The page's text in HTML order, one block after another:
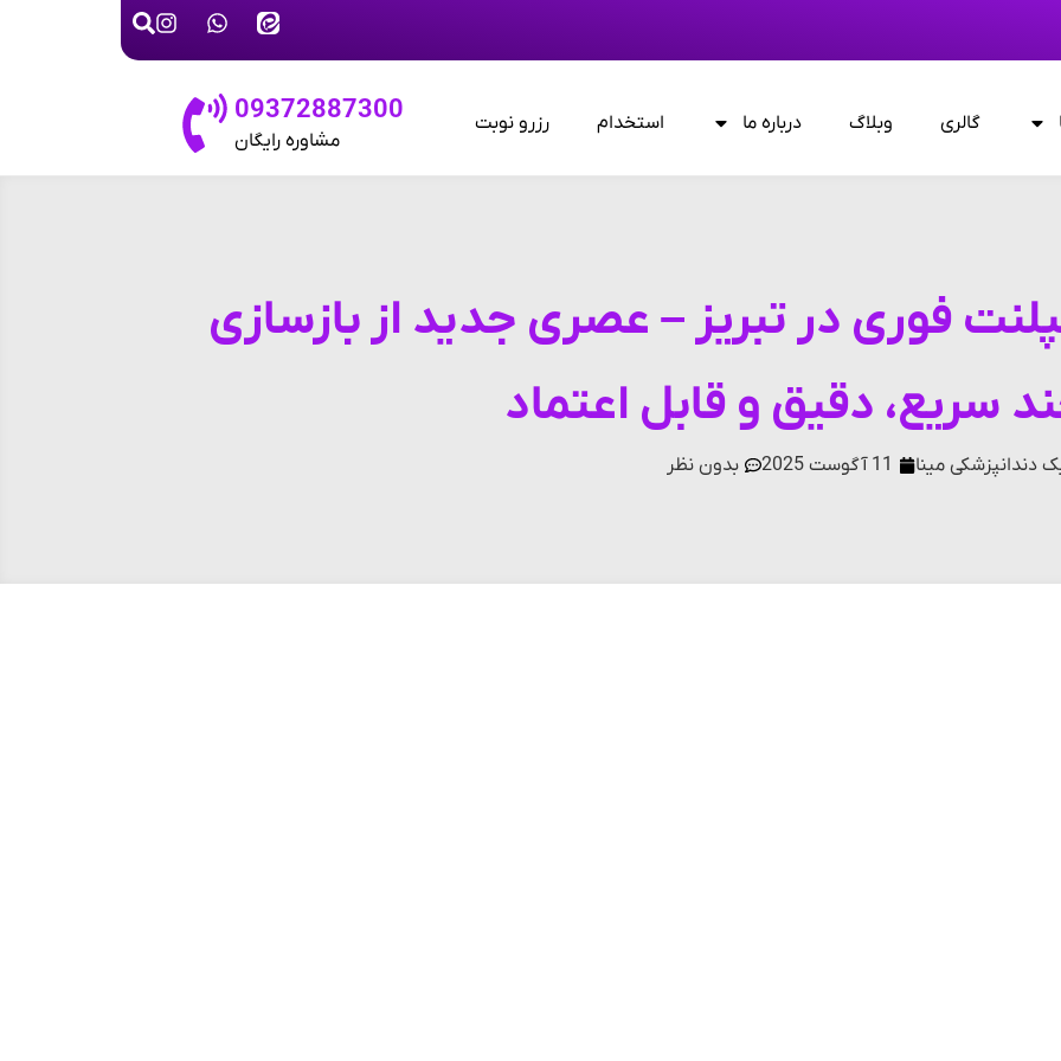
گالری وبلاگ درباره ما استخدام رزرو نوبت 09372887300
مشاوره رایگان
فوری در تبریز – عصری جدید از بازسازی
سریع، دقیق و قابل اعتماد
دندانپزشکی مینا 11 آگوست 2025 بدون نظر